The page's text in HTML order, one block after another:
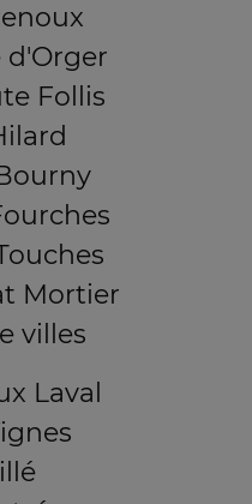
d'Orger
Follis
Mortier
villes
Laval